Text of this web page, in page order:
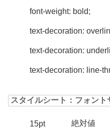
font-weight: bold;
text-decoration:
text-decoration:
text-decoration: line-
スタイルシート：フォント
15pt 絶対値